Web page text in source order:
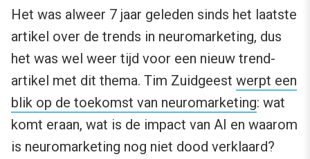
Het was alweer 7 jaar geleden sinds het laatste
artikel over de trends in neuromarketing, dus
het was wel weer tijd voor een nieuw trend-
artikel met dit thema. Tim Zuidgeest werpt een
blik op de toekomst van neuromarketing: wat
komt eraan, wat is de impact van AI en waarom
is neuromarketing nog niet dood verklaard?